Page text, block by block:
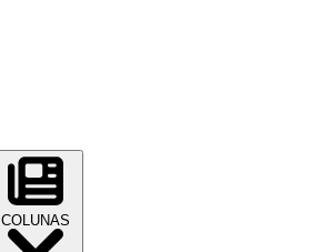
COLUNAS